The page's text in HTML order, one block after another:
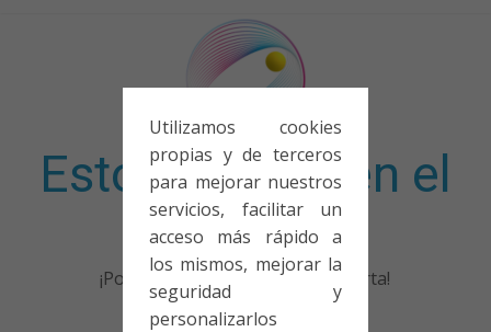
Utilizamos cookies
propias y de terceros
para mejorar nuestros
servicios, facilitar un
acceso más rápido a
los mismos, mejorar la
seguridad y
personalizarlos
Esto no entra en el
examen
¡Porque no solo el examen importa!